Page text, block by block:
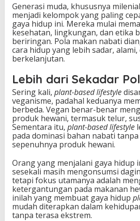
Generasi muda, khususnya
menjadi kelompok yang paling
gaya hidup ini. Mereka mulai
kesehatan, lingkungan, dan etika
beriringan. Pola makan nabati
cara hidup yang lebih sadar, alami,
berkelanjutan.
Lebih dari Sekadar
Sering kali, plant-based lifestyle
veganisme, padahal keduanya
berbeda. Vegan benar-benar
produk hewani, termasuk telur,
Sementara itu, plant-based lifestyle
pada dominasi bahan nabati
sepenuhnya produk hewani.
Orang yang menjalani gaya hidup
sesekali masih mengonsumsi
tetapi fokus utamanya adalah
ketergantungan pada makanan
inilah yang membuat gaya hidup
mudah diterapkan dalam
tanpa terasa ekstrem.